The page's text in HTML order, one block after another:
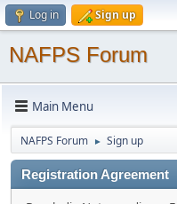
Log in Sign up
NAFPS Forum
Main Menu
NAFPS Forum ► Sign up
Registration Agreement